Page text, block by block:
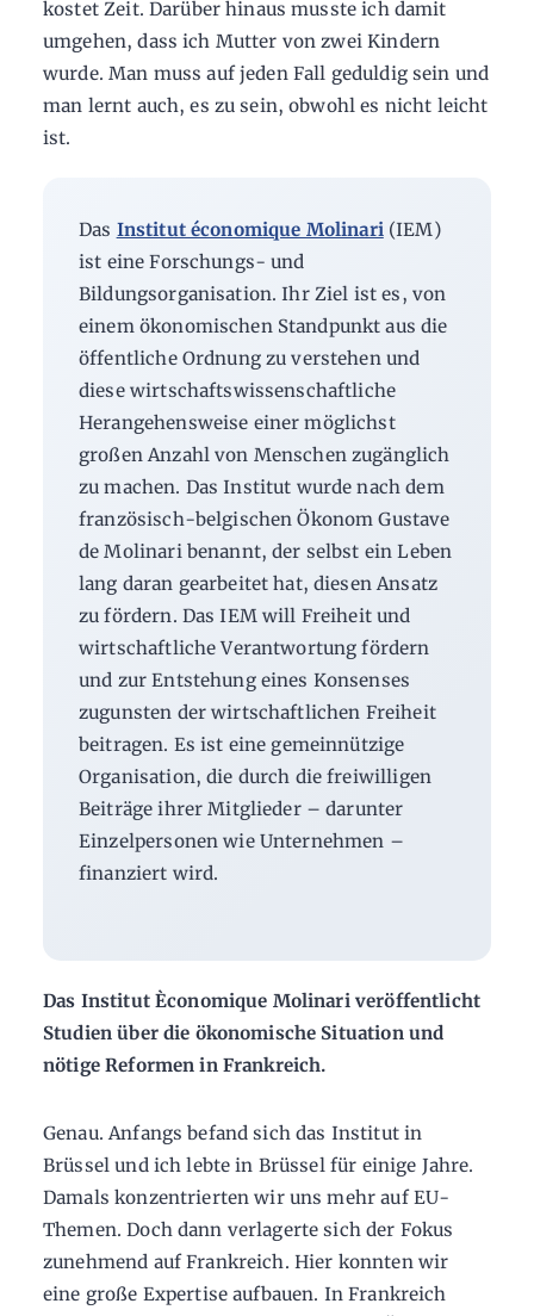
kostet Zeit. Darüber hinaus musste ich damit
umgehen, dass ich Mutter von zwei Kindern
wurde. Man muss auf jeden Fall geduldig sein und
man lernt auch, es zu sein, obwohl es nicht leicht
ist.
Das Institut économique Molinari (IEM)
ist eine Forschungs- und
Bildungsorganisation. Ihr Ziel ist es, von
einem ökonomischen Standpunkt aus die
öffentliche Ordnung zu verstehen und
diese wirtschaftswissenschaftliche
Herangehensweise einer möglichst
großen Anzahl von Menschen zugänglich
zu machen. Das Institut wurde nach dem
französisch-belgischen Ökonom Gustave
de Molinari benannt, der selbst ein Leben
lang daran gearbeitet hat, diesen Ansatz
zu fördern. Das IEM will Freiheit und
wirtschaftliche Verantwortung fördern
und zur Entstehung eines Konsenses
zugunsten der wirtschaftlichen Freiheit
beitragen. Es ist eine gemeinnützige
Organisation, die durch die freiwilligen
Beiträge ihrer Mitglieder – darunter
Einzelpersonen wie Unternehmen –
finanziert wird.
Das Institut Èconomique Molinari veröffentlicht
Studien über die ökonomische Situation und
nötige Reformen in Frankreich.
Genau. Anfangs befand sich das Institut in
Brüssel und ich lebte in Brüssel für einige Jahre.
Damals konzentrierten wir uns mehr auf EU-
Themen. Doch dann verlagerte sich der Fokus
zunehmend auf Frankreich. Hier konnten wir
eine große Expertise aufbauen. In Frankreich